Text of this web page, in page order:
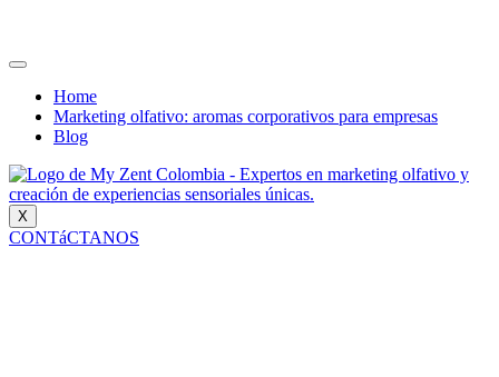
Home
Marketing olfativo: aromas corporativos para empresas
Blog
X
CONTáCTANOS